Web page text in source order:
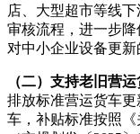
店、大型超市等线
审核流程，进一步
对中小企业设备更新
（二）支持老旧营运
排放标准营运货车
车，补贴标准按照《